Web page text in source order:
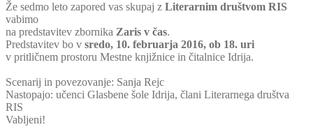
Že sedmo leto zapored vas skupaj z Literarnim društvom RIS
vabimo
na predstavitev zbornika Zaris v čas.
Predstavitev bo v sredo, 10. februarja 2016, ob 18. uri
v pritličnem prostoru Mestne knjižnice in čitalnice Idrija.
Scenarij in povezovanje: Sanja Rejc
Nastopajo: učenci Glasbene šole Idrija, člani Literarnega društva
RIS
Vabljeni!